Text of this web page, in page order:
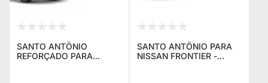
SANTO ANTÔNIO
REFORÇADO PARA
SANTO ANTÔNIO PARA
NISSAN FRONTIER -